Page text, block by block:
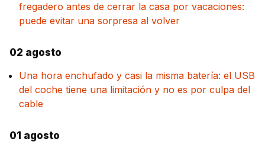
fregadero antes de cerrar la casa por vacaciones:
puede evitar una sorpresa al volver
02 agosto
Una hora enchufado y casi la misma batería: el USB
del coche tiene una limitación y no es por culpa del
cable
01 agosto